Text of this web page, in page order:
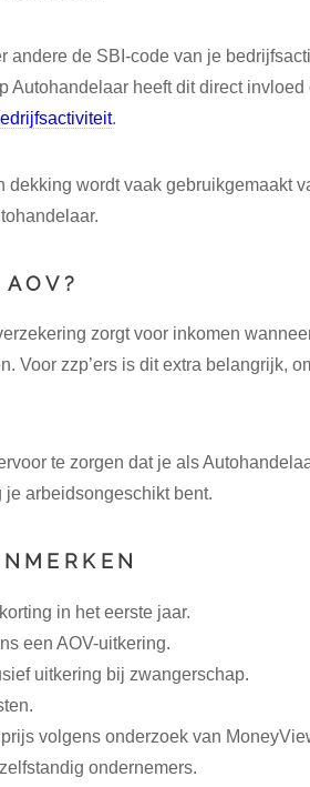
andere de SBI-code van je
Autohandelaar heeft dit direct
.
dekking wordt vaak gebruikgemaakt
zorgt voor inkomen
Voor zzp’ers is dit extra belangrijk,
te zorgen dat je als
arbeidsongeschikt bent.
in het eerste jaar.
een AOV-uitkering.
uitkering bij zwangerschap.
volgens onderzoek van
ondernemers.